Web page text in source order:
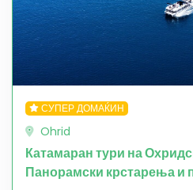
СУПЕР ДОМАЌИН
Ohrid
Катамаран тури на
Панорамски крстарења и